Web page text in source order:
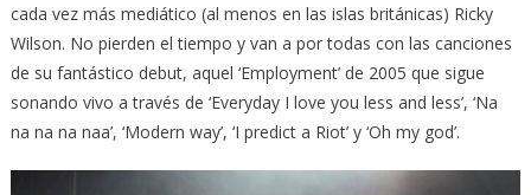
cada vez más mediático (al menos en las islas británicas) Ricky
Wilson. No pierden el tiempo y van a por todas con las canciones
de su fantástico debut, aquel ‘Employment’ de 2005 que sigue
sonando vivo a través de ‘Everyday I love you less and less’, ‘Na
na na na naa’, ‘Modern way’, ‘I predict a Riot’ y ‘Oh my god’.